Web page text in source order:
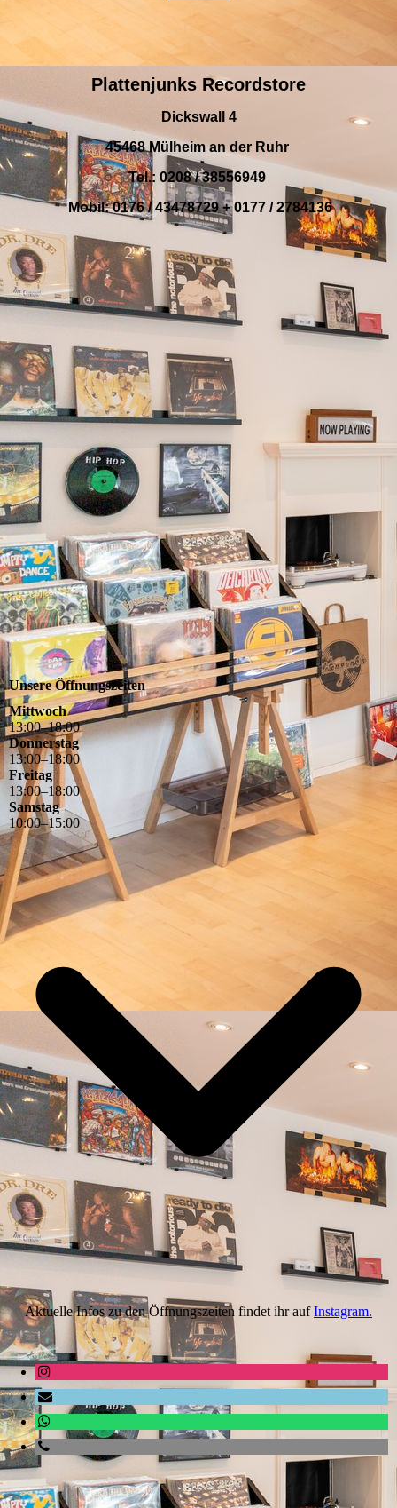
Plattenjunks Recordstore
Dickswall 4
45468 Mülheim an der Ruhr
Tel.: 0208 / 38556949
Mobil: 0176 / 43478729 + 0177 / 2784136
Unsere Öffnungszeiten
Mittwoch
13:00–18:00
Donnerstag
13:00–18:00
Freitag
13:00–18:00
Samstag
10:00–15:00
Aktuelle Infos zu den Öffnungszeiten findet ihr aufInstagram.